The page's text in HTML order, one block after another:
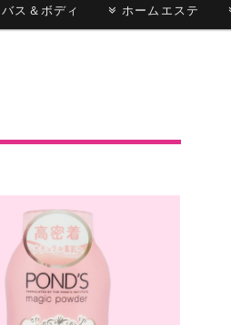
バス＆ボディ ホームエステ